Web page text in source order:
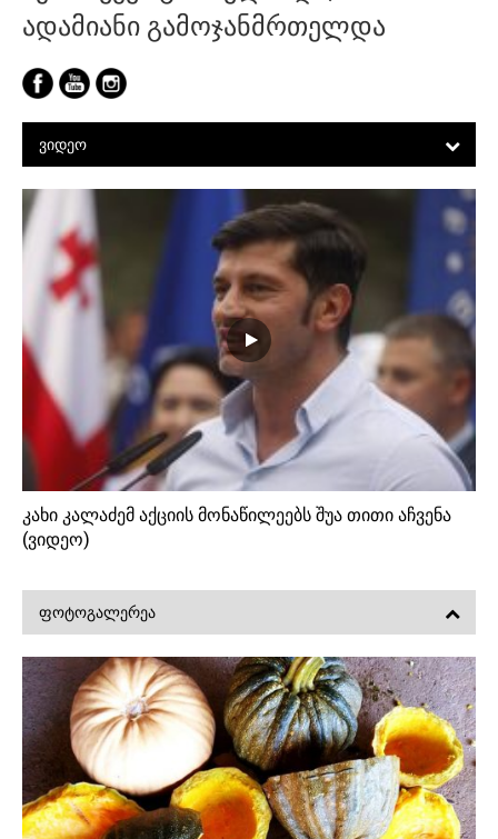
ადამიანი გამოჯანმრთელდა
ᲕᲘᲓᲔᲝ
კახი კალაძემ აქციის მონაწილეებს შუა თითი აჩვენა
(ვიდეო)
ᲤᲝᲢᲝᲒᲐᲚᲔᲠᲔᲐ